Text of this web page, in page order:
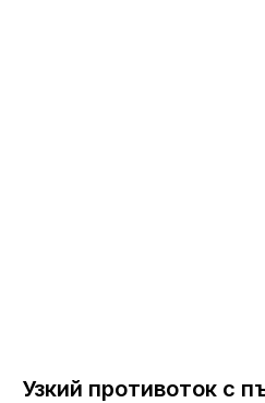
Узкий противоток c